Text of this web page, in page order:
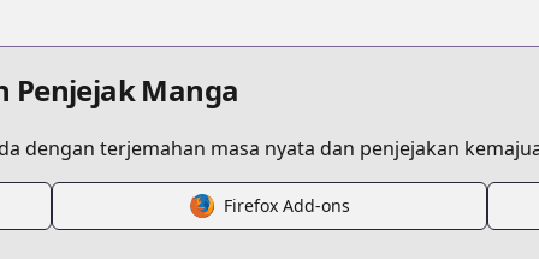
www.cdjapan.co.jp/product/NEOBK-3056764
Penjejak Manga
dengan terjemahan masa nyata dan penjejakan
Firefox Add-ons